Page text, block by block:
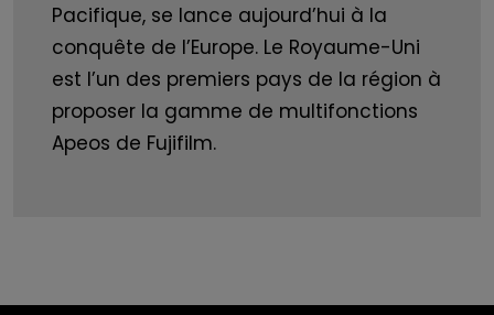
Pacifique, se lance aujourd’hui à la
conquête de l’Europe. Le Royaume-Uni
est l’un des premiers pays de la région à
proposer la gamme de multifonctions
Apeos de Fujifilm.